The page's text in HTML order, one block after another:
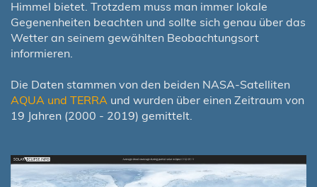
Himmel bietet. Trotzdem muss man immer lokale
Gegenenheiten beachten und sollte sich genau über das
Wetter an seinem gewählten Beobachtungsort
informieren.
Die Daten stammen von den beiden NASA-Satelliten
AQUA und TERRA und wurden über einen Zeitraum von
19 Jahren (2000 - 2019) gemittelt.